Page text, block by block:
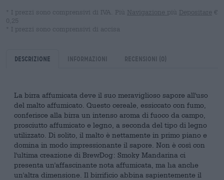
* I prezzi sono comprensivi di IVA. Più Navigazione più Depositare €
0,25
* I prezzi sono comprensivi di accisa
Descrizione Informazioni Recensioni (0)
La birra affumicata deve il suo meraviglioso sapore all'uso
del malto affumicato. Questo cereale, essiccato con fumo,
conferisce alla birra un intenso aroma di fuoco da campo,
prosciutto affumicato e legno, a seconda del tipo di legno
utilizzato. Di solito, il malto è nettamente in primo piano e
domina in modo impressionante il sapore. Non è così con
l'ultima creazione di BrewDog: Smoky Mandarina ci
presenta un'affascinante nota affumicata, ma ha anche
un'altra dimensione. Il birrificio abbina sapientemente il